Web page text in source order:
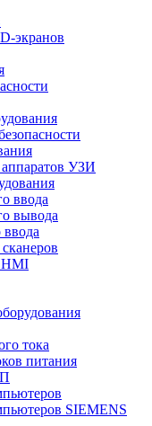
экранов
УЗИ
ввода
вывода
ввода
HMI
тока
питания
SIEMENS